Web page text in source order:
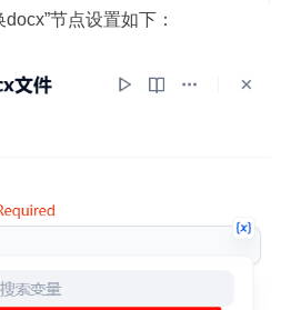
节点设置如下：